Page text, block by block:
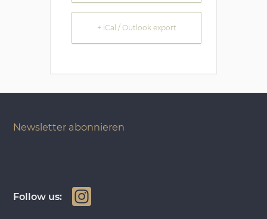
+ iCal / Outlook export
Newsletter abonnieren
Follow us: